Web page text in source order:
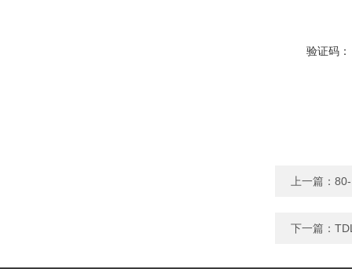
验证码：
上一篇：
下一篇：